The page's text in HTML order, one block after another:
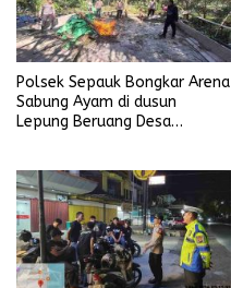
Polsek Sepauk Bongkar Arena
Sabung Ayam di dusun
Lepung Beruang Desa